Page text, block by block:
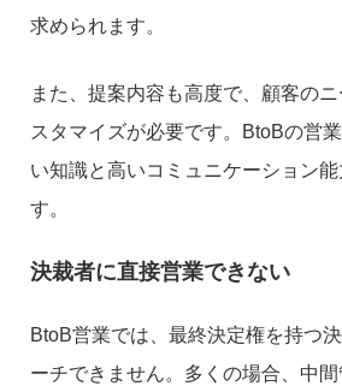
求められます。
また、提案内容も高度で、顧客の
スタマイズが必要です。BtoBの営
い知識と高いコミュニケーション能
す。
決裁者に直接営業できない
BtoB営業では、最終決定権を持つ
ーチできません。多くの場合、中